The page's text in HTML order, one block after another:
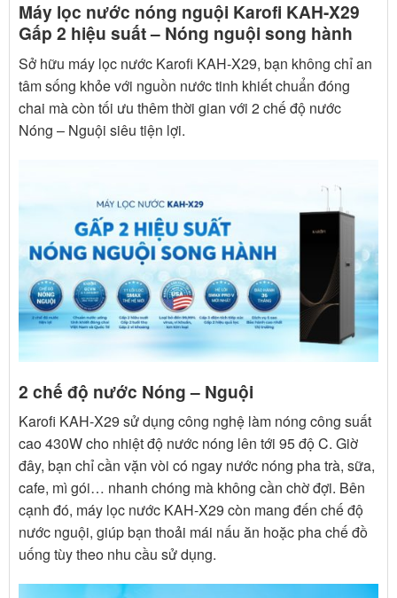
Máy lọc nước nóng nguội Karofi KAH-X29
Gấp 2 hiệu suất – Nóng nguội song hành
Sở hữu máy lọc nước Karofi KAH-X29, bạn không chỉ an
tâm sống khỏe với nguồn nước tinh khiết chuẩn đóng
chai mà còn tối ưu thêm thời gian với 2 chế độ nước
Nóng – Nguội siêu tiện lợi.
2 chế độ nước Nóng – Nguội
Karofi KAH-X29 sử dụng công nghệ làm nóng công suất
cao 430W cho nhiệt độ nước nóng lên tới 95 độ C. Giờ
đây, bạn chỉ cần vặn vòi có ngay nước nóng pha trà, sữa,
cafe, mì gói… nhanh chóng mà không cần chờ đợi. Bên
cạnh đó, máy lọc nước KAH-X29 còn mang đến chế độ
nước nguội, giúp bạn thoải mái nấu ăn hoặc pha chế đồ
uống tùy theo nhu cầu sử dụng.